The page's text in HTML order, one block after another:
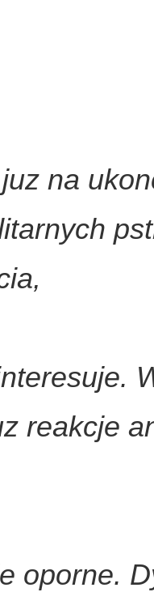
na
reakcje
oporne.